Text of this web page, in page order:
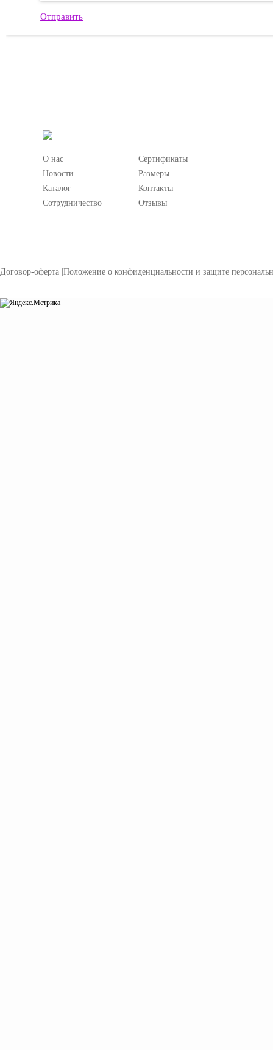
Отправить
О нас
Новости
Каталог
Сотрудничество
Сертификаты
Размеры
Контакты
Отзывы
Договор-оферта Положение о конфиденциальности и защите